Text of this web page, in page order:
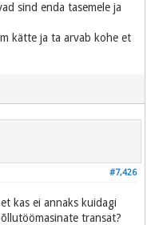
sind enda tasemele ja
kätte ja ta arvab kohe et
#7,426
kas ei annaks kuidagi
transat?